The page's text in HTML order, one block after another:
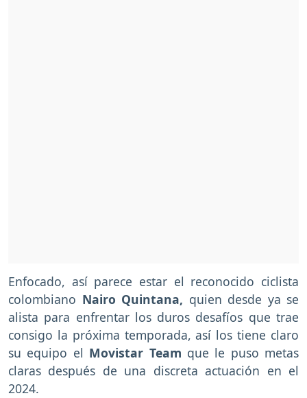
Enfocado, así parece estar el reconocido ciclista
colombiano Nairo Quintana, quien desde ya se
alista para enfrentar los duros desafíos que trae
consigo la próxima temporada, así los tiene claro
su equipo el Movistar Team que le puso metas
claras después de una discreta actuación en el
2024.